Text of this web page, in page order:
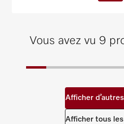
Vous avez vu 9
Afficher
Afficher tous